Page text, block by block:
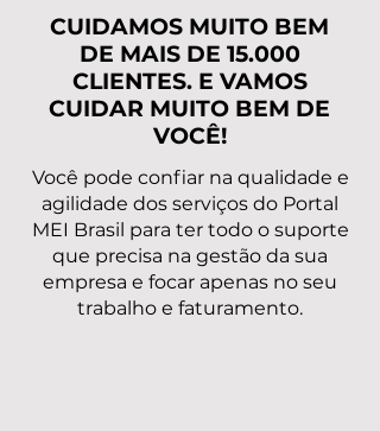
CUIDAMOS MUITO BEM
DE MAIS DE 15.000
CLIENTES. E VAMOS
CUIDAR MUITO BEM DE
VOCÊ!
Você pode confiar na qualidade e
agilidade dos serviços do Portal
MEI Brasil para ter todo o suporte
que precisa na gestão da sua
empresa e focar apenas no seu
trabalho e faturamento.